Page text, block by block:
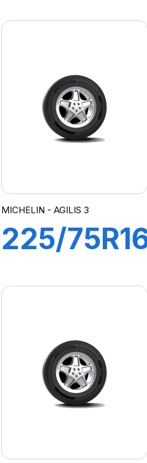
MICHELIN - AGILIS 3
225/